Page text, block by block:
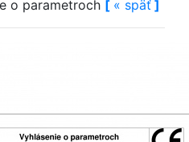
o parametroch [ « späť ]